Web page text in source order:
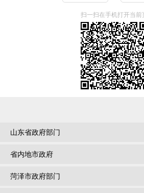
扫一扫在手机打开当前
山东省政府部门
省内地市政府
菏泽市政府部门